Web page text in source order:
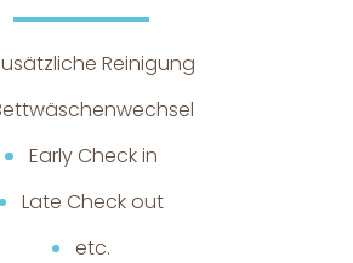
Reinigung
Early Check in
Late Check out
etc.